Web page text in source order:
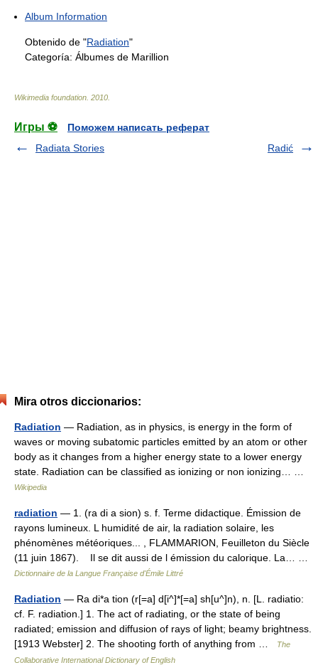
Album Information
Obtenido de "Radiation"
Categoría: Álbumes de Marillion
Wikimedia foundation 2010
Игры ⚽
Поможем написать реферат
Radiata Stories
Radić
Mira otros diccionarios:
Radiation — Radiation, as in physics, is energy in the form of
waves or moving subatomic particles emitted by an atom or other
body as it changes from a higher energy state to a lower energy
state. Radiation can be classified as ionizing or non ionizing… …
Wikipedia
radiation — 1. (ra di a sion) s. f. Terme didactique. Émission de
rayons lumineux. L humidité de air, la radiation solaire, les
phénomènes météoriques... , FLAMMARION, Feuilleton du Siècle
(11 juin 1867). Il se dit aussi de l émission du calorique. La… …
Dictionnaire de la Langue Française d'Émile Littré
Radiation — Ra di*a tion (r[=a] d[i^]*[=a] sh[u^]n), n. [L. radiatio:
cf. F. radiation.] 1. The act of radiating, or the state of being
radiated; emission and diffusion of rays of light; beamy brightness.
[1913 Webster] 2. The shooting forth of anything from …
The
Collaborative International Dictionary of English